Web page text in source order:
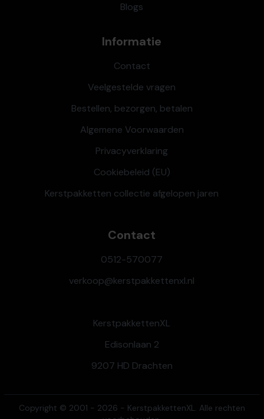
Blogs
Informatie
Contact
Veelgestelde vragen
Bestellen, bezorgen, betalen
Algemene Voorwaarden
Privacyverklaring
Cookiebeleid (EU)
Kerstpakketten collectie afgelopen jaren
Contact
0512-570077
verkoop@kerstpakkettenxl.nl
KerstpakkettenXL
Edisonlaan 2
9207 HD Drachten
Copyright © 2001 - 2026 - KerstpakkettenXL. Alle rechten